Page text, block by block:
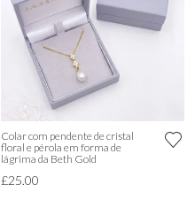
Colar com pendente de cristal
floral e pérola em forma de
lágrima da Beth Gold
£25.00